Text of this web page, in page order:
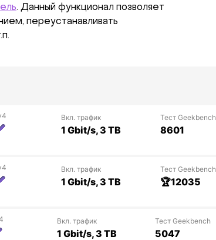
. Данный функционал позволяет
переустанавливать
Вкл. трафик
1 Gbit/s, 3 TB
Тест Geekbench
8601
Вкл. трафик
1 Gbit/s, 3 TB
Тест Geekbench
🏆12035
Вкл. трафик
1 Gbit/s, 3 TB
Тест Geekbench
5047